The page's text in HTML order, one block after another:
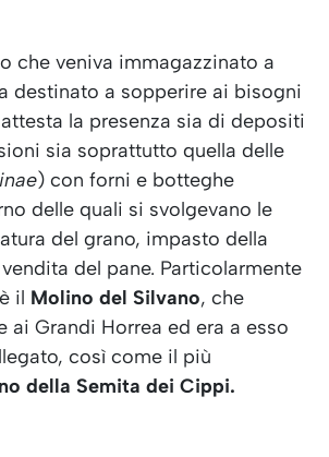
che veniva immagazzinato a
destinato a sopperire ai bisogni
la presenza sia di depositi
sia soprattutto quella delle
) con forni e botteghe
delle quali si svolgevano le
del grano, impasto della
del pane. Particolarmente
il Molino del Silvano, che
ai Grandi Horrea ed era a esso
così come il più
della Semita dei Cippi.